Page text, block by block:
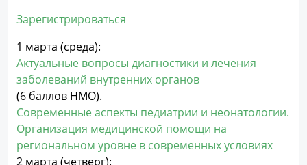
Зарегистрироваться
1 марта (среда):
Актуальные вопросы диагностики и лечения
заболеваний внутренних органов
(6 баллов НМО).
Современные аспекты педиатрии и неонатологии.
Организация медицинской помощи на
региональном уровне в современных условиях
2 марта (четверг):